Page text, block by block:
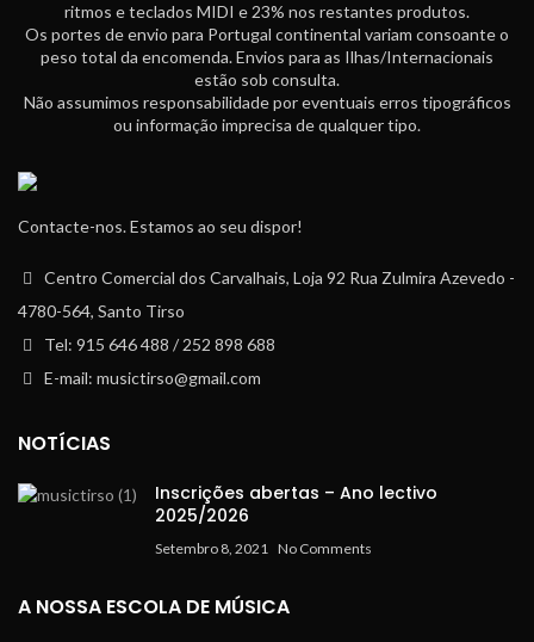
ritmos e teclados MIDI e 23% nos restantes produtos.
Os portes de envio para Portugal continental variam consoante o
peso total da encomenda. Envios para as Ilhas/Internacionais
estão sob consulta.
Não assumimos responsabilidade por eventuais erros tipográficos
ou informação imprecisa de qualquer tipo.
Contacte-nos. Estamos ao seu dispor!
Centro Comercial dos Carvalhais, Loja 92 Rua Zulmira Azevedo -
4780-564, Santo Tirso
Tel: 915 646 488 / 252 898 688
E-mail: musictirso@gmail.com
NOTÍCIAS
Inscrições abertas – Ano lectivo
2025/2026
Setembro 8, 2021 No Comments
A NOSSA ESCOLA DE MÚSICA